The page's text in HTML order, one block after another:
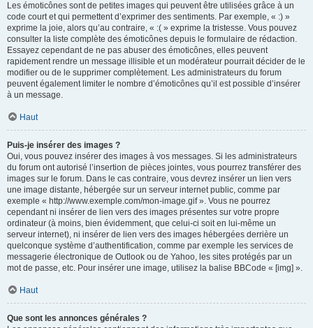
Les émoticônes sont de petites images qui peuvent être utilisées grâce à un
code court et qui permettent d’exprimer des sentiments. Par exemple, « :) »
exprime la joie, alors qu’au contraire, « :( » exprime la tristesse. Vous pouvez
consulter la liste complète des émoticônes depuis le formulaire de rédaction.
Essayez cependant de ne pas abuser des émoticônes, elles peuvent
rapidement rendre un message illisible et un modérateur pourrait décider de le
modifier ou de le supprimer complètement. Les administrateurs du forum
peuvent également limiter le nombre d’émoticônes qu’il est possible d’insérer
à un message.
Haut
Puis-je insérer des images ?
Oui, vous pouvez insérer des images à vos messages. Si les administrateurs
du forum ont autorisé l’insertion de pièces jointes, vous pourrez transférer des
images sur le forum. Dans le cas contraire, vous devrez insérer un lien vers
une image distante, hébergée sur un serveur internet public, comme par
exemple « http://www.exemple.com/mon-image.gif ». Vous ne pourrez
cependant ni insérer de lien vers des images présentes sur votre propre
ordinateur (à moins, bien évidemment, que celui-ci soit en lui-même un
serveur internet), ni insérer de lien vers des images hébergées derrière un
quelconque système d’authentification, comme par exemple les services de
messagerie électronique de Outlook ou de Yahoo, les sites protégés par un
mot de passe, etc. Pour insérer une image, utilisez la balise BBCode « [img] ».
Haut
Que sont les annonces générales ?